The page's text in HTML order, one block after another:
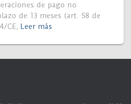
de pago no
de 13 meses (art. 58 de
CE, Leer más